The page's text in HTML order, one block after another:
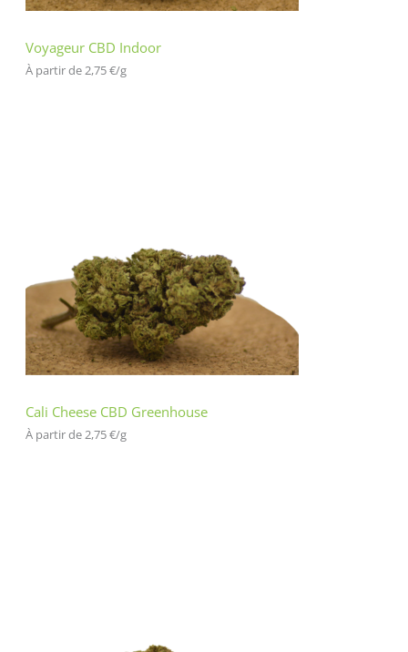
Voyageur CBD Indoor
À partir de 2,75€/g
Cali Cheese CBD Greenhouse
À partir de 2,75€/g